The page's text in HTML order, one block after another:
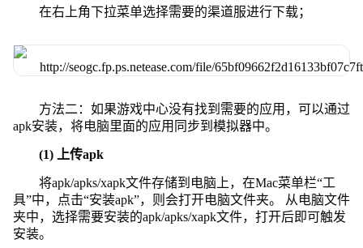
在右上角下拉菜单选择需要的渠道服进行下载；
方法二：如果游戏中心没有找到需要的应用，可以通过
apk安装，将电脑里面的应用同步到模拟器中。
(1) 上传apk
将apk/apks/xapk文件存储到电脑上，在Mac菜单栏“工
具”中，点击“安装apk”，则会打开电脑文件夹。 从电脑文件
夹中，选择需要安装的apk/apks/xapk文件，打开后即可触发
安装。